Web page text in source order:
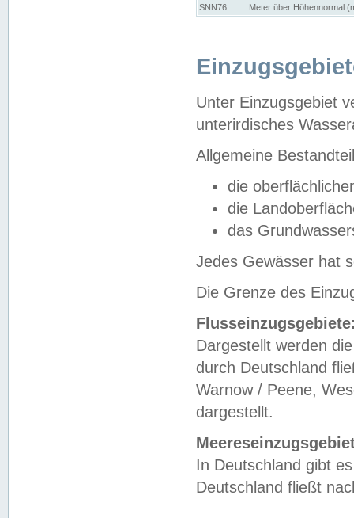
SNN76
Meter über Höhennormal
Unter Einzugsgebiet
unterirdisches
Allgemeine
die
die
das
Jedes Gewässer hat
Die Grenze des
Dargestellt werden
durch Deutschland
Warnow / Peene,
dargestellt.
In Deutschland gibt
Deutschland fließt